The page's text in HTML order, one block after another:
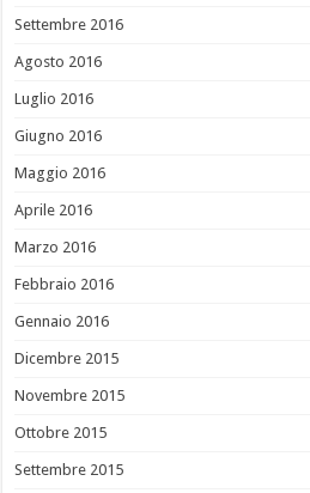
Settembre 2016
Agosto 2016
Luglio 2016
Giugno 2016
Maggio 2016
Aprile 2016
Marzo 2016
Febbraio 2016
Gennaio 2016
Dicembre 2015
Novembre 2015
Ottobre 2015
Settembre 2015